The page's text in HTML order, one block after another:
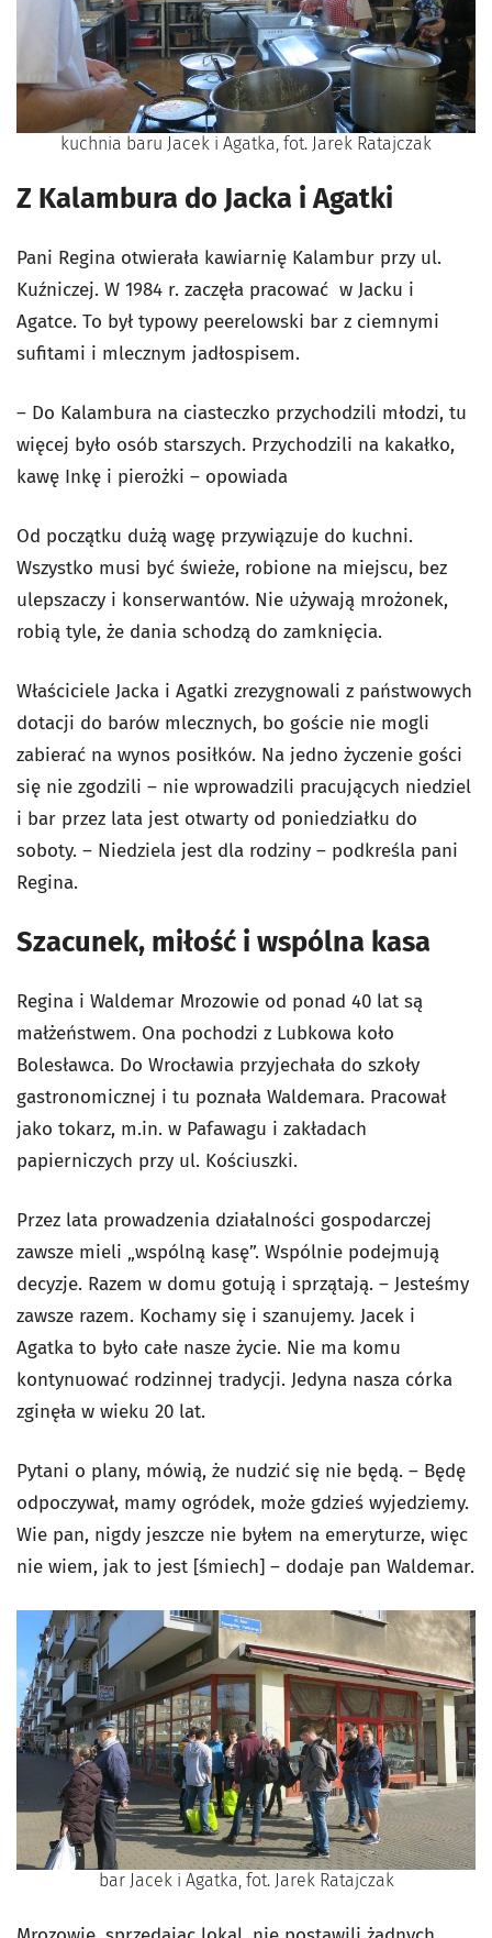
kuchnia baru Jacek i Agatka, fot. Jarek Ratajczak
Z Kalambura do Jacka i Agatki
Pani Regina otwierała kawiarnię Kalambur przy ul.
Kuźniczej. W 1984 r. zaczęła pracować w Jacku i
Agatce. To był typowy peerelowski bar z ciemnymi
sufitami i mlecznym jadłospisem.
– Do Kalambura na ciasteczko przychodzili młodzi, tu
więcej było osób starszych. Przychodzili na kakałko,
kawę Inkę i pierożki – opowiada
Od początku dużą wagę przywiązuje do kuchni.
Wszystko musi być świeże, robione na miejscu, bez
ulepszaczy i konserwantów. Nie używają mrożonek,
robią tyle, że dania schodzą do zamknięcia.
Właściciele Jacka i Agatki zrezygnowali z państwowych
dotacji do barów mlecznych, bo goście nie mogli
zabierać na wynos posiłków. Na jedno życzenie gości
się nie zgodzili – nie wprowadzili pracujących niedziel
i bar przez lata jest otwarty od poniedziałku do
soboty. – Niedziela jest dla rodziny – podkreśla pani
Regina.
Szacunek, miłość i wspólna kasa
Regina i Waldemar Mrozowie od ponad 40 lat są
małżeństwem. Ona pochodzi z Lubkowa koło
Bolesławca. Do Wrocławia przyjechała do szkoły
gastronomicznej i tu poznała Waldemara. Pracował
jako tokarz, m.in. w Pafawagu i zakładach
papierniczych przy ul. Kościuszki.
Przez lata prowadzenia działalności gospodarczej
zawsze mieli „wspólną kasę”. Wspólnie podejmują
decyzje. Razem w domu gotują i sprzątają. – Jesteśmy
zawsze razem. Kochamy się i szanujemy. Jacek i
Agatka to było całe nasze życie. Nie ma komu
kontynuować rodzinnej tradycji. Jedyna nasza córka
zginęła w wieku 20 lat.
Pytani o plany, mówią, że nudzić się nie będą. – Będę
odpoczywał, mamy ogródek, może gdzieś wyjedziemy.
Wie pan, nigdy jeszcze nie byłem na emeryturze, więc
nie wiem, jak to jest [śmiech] – dodaje pan Waldemar.
bar Jacek i Agatka, fot. Jarek Ratajczak